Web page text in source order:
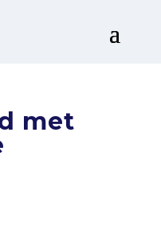
met